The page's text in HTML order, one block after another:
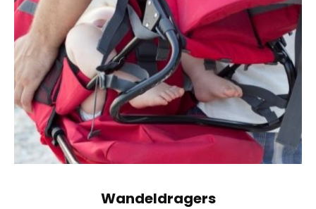
Wandeldragers